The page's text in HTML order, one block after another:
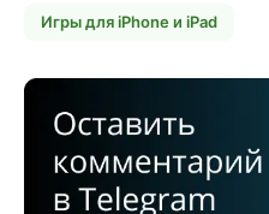
Игры для iPhone и iPad